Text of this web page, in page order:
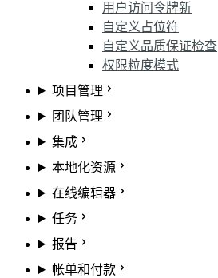
用户访问令牌新
自定义占位符
自定义品质保证检查
权限粒度模式
项目管理
团队管理
集成
本地化资源
在线编辑器
任务
报告
帐单和付款